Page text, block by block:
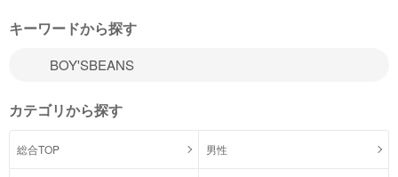
キーワードから探す
カテゴリから探す
総合TOP 男性